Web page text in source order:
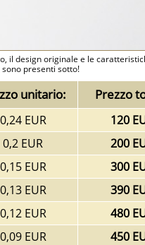
il design originale e le
presenti sotto!
unitario: Prezzo
0,24 EUR
120
0,2 EUR
200
0,15 EUR
300
0,13 EUR
390
0,12 EUR
480
0,09 EUR 450